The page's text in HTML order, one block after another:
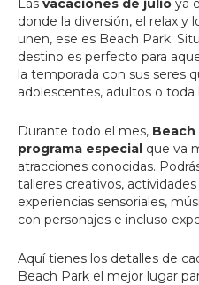
Las vacaciones de julio ya
donde la diversión, el relax y
unen, ese es Beach Park.
destino es perfecto para
la temporada con sus seres
adolescentes, adultos o toda
Durante todo el mes, Beach
programa especial que va
atracciones conocidas.
talleres creativos,
experiencias sensoriales,
con personajes e incluso
Aquí tienes los detalles de
Beach Park el mejor lugar